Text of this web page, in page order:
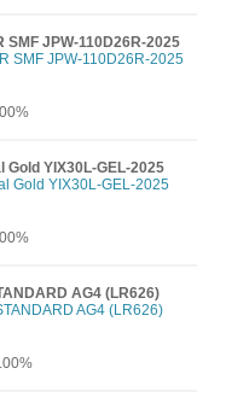
JPW-110D26R-2025
Gold YIX30L-GEL-2025
AG4 (LR626)